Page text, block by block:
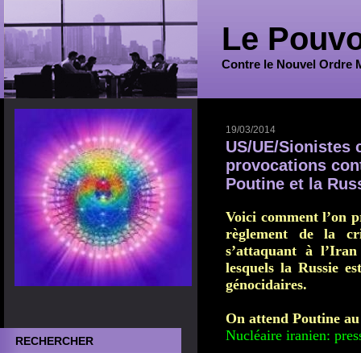
Le
Contre le Nouvel Ordre
RECHERCHER
19/03/2014
US/UE/Sionistes
provocations
Poutine et la
Voici comment l’on
règlement de la
s’attaquant à
lesquels la Russie
génocidaires.
On attend Poutine
Nucléaire iranien: